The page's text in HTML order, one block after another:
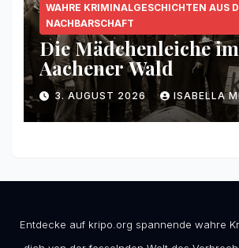
WAHRE KRIMINALGESCHICHTEN AUS
NACHBARSCHAFT
Die Mädchenleiche im
Aachener Wald
3. AUGUST 2026 ISABELLA
Entdecke auf kripo.org spannende wahre